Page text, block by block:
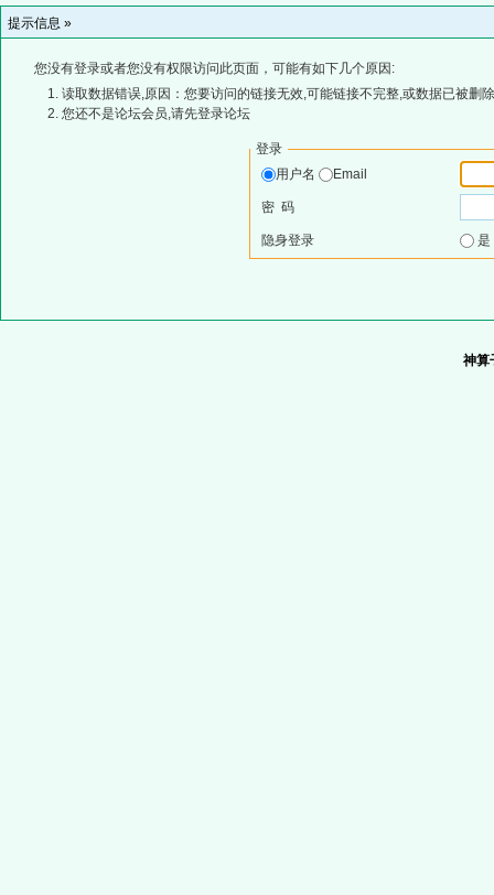
提示信息 »
您没有登录或者您没有权限访问此页面，可能有如下几个原因:
读取数据错误,原因：您要访问的链接无效,可能链接不完整,或数据已被删
您还不是论坛会员,请先登录论坛
登录
用户名
Email
密 码
隐身登录
神算